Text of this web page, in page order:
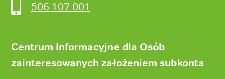
506 107 001
Centrum Informacyjne dla Osób
zainteresowanych założeniem subkonta